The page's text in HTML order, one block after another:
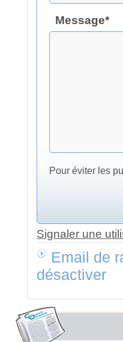
Message*
Pour éviter les
Signaler une
Email de
désactiver